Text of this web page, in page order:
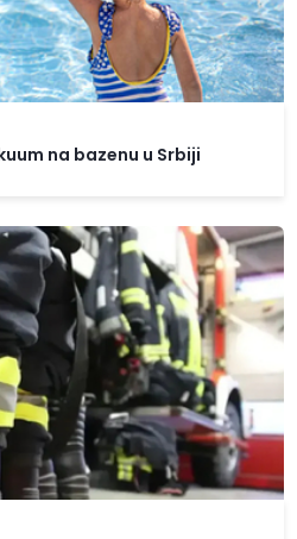
na bazenu u Srbiji